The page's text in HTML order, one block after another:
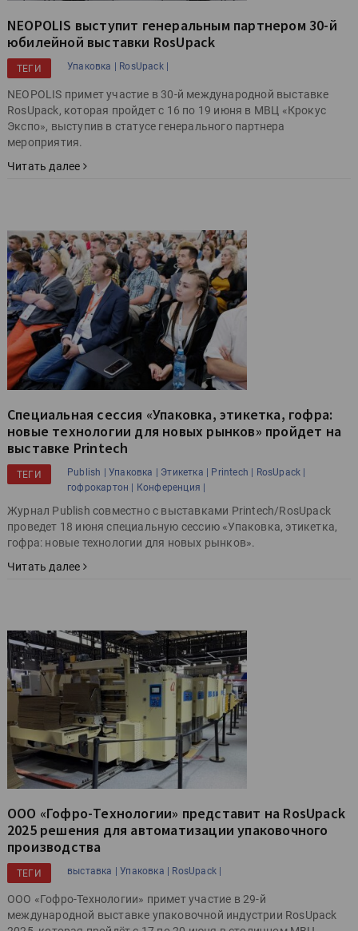
NEOPOLIS выступит генеральным партнером 30-й
юбилейной выставки RosUpack
ТЕГИ Упаковка | RosUpack |
NEOPOLIS примет участие в 30-й международной выставке
RosUpack, которая пройдет с 16 по 19 июня в МВЦ «Крокус
Экспо», выступив в статусе генерального партнера
мероприятия.
Читать далее
Специальная сессия «Упаковка, этикетка, гофра:
новые технологии для новых рынков» пройдет на
выставке Printech
ТЕГИ Publish | Упаковка | Этикетка | Printech | RosUpack |
гофрокартон | Конференция |
Журнал Publish совместно с выставками Printech/RosUpack
проведет 18 июня специальную сессию «Упаковка, этикетка,
гофра: новые технологии для новых рынков».
Читать далее
ООО «Гофро-Технологии» представит на RosUpack
2025 решения для автоматизации упаковочного
производства
ТЕГИ выставка | Упаковка | RosUpack |
ООО «Гофро-Технологии» примет участие в 29-й
международной выставке упаковочной индустрии RosUpack